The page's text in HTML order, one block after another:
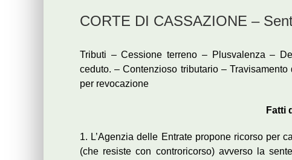
CORTE DI CASSAZIONE –
Tributi – Cessione terreno – Plusvalenza –
ceduto. – Contenzioso tributario –
per revocazione
Fatti
1. L’Agenzia delle Entrate propone ricorso per
(che resiste con controricorso) avverso la